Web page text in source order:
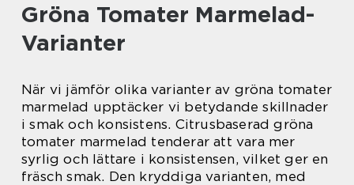
Gröna Tomater Marmelad-
Varianter
När vi jämför olika varianter av gröna tomater
marmelad upptäcker vi betydande skillnader
i smak och konsistens. Citrusbaserad gröna
tomater marmelad tenderar att vara mer
syrlig och lättare i konsistensen, vilket ger en
fräsch smak. Den kryddiga varianten, med